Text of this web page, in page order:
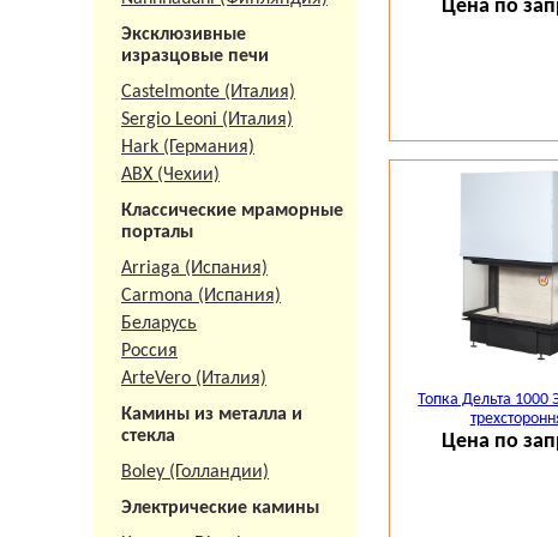
Эксклюзивные
изразцовые печи
Castelmonte (Италия)
Sergio Leoni (Италия)
Hark (Германия)
АВХ (Чехии)
Классические мраморные
порталы
Arriaga (Испания)
Carmona (Испания)
Беларусь
Россия
ArteVero (Италия)
Камины из металла и
стекла
Boley (Голландии)
Электрические камины
Осуществляем
России,
гарантией и
Вся
Цена по
Топка Дельта 1000
Цена по